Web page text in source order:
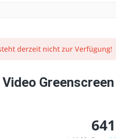
derzeit nicht zur Verfügung!